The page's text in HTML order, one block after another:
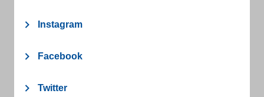
Instagram
Facebook
Twitter